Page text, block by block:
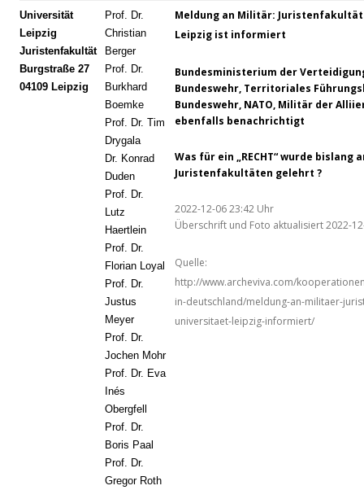
Universität
Leipzig
Juristenfakultät
Burgstraße 27
04109 Leipzig
Prof. Dr.
Christian
Berger
Prof. Dr.
Burkhard
Boemke
Prof. Dr. Tim
Drygala
Dr. Konrad
Duden
Prof. Dr.
Lutz
Haertlein
Prof. Dr.
Florian Loyal
Prof. Dr.
Justus
Meyer
Prof. Dr.
Jochen Mohr
Prof. Dr. Eva
Inés
Obergfell
Prof. Dr.
Boris Paal
Prof. Dr.
Gregor Roth
Meldung an Militär:
Leipzig ist informiert
Bundesministerium der
Bundeswehr, Territoriales
Bundeswehr, NATO, Militär der
ebenfalls benachrichtigt
Was für ein „RECHT“ wurde bislang
Juristenfakultäten gelehrt ?
2022-12-06 23:42 Uhr
Überschrift und Foto aktualisiert 2022-
Quelle:
http://www.archeviva.com/
in-deutschland/meldung-an-militaer-
universitaet-leipzig-informiert/